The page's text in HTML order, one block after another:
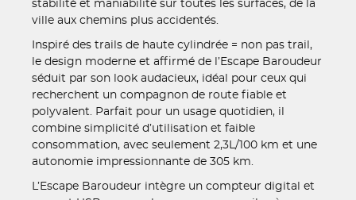
stabilité et maniabilité sur toutes les surfaces, de la
ville aux chemins plus accidentés.
Inspiré des trails de haute cylindrée = non pas trail,
le design moderne et affirmé de l’Escape Baroudeur
séduit par son look audacieux, idéal pour ceux qui
recherchent un compagnon de route fiable et
polyvalent. Parfait pour un usage quotidien, il
combine simplicité d’utilisation et faible
consommation, avec seulement 2,3L/100 km et une
autonomie impressionnante de 305 km.
L’Escape Baroudeur intègre un compteur digital et